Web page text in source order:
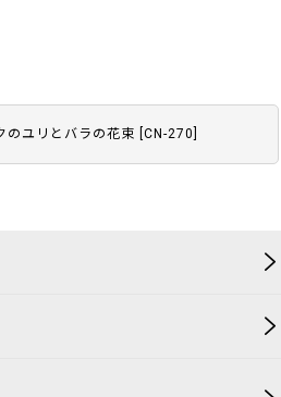
のユリとバラの花束 CN-270